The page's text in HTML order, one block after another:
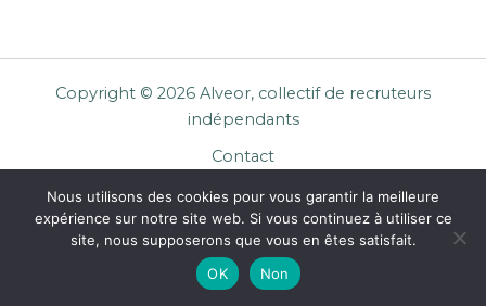
Copyright © 2026 Alveor, collectif de recruteurs
indépendants
Contact
Mentions légales
Confidentialité
CGU Entreprises
Nous utilisons des cookies pour vous garantir la meilleure
expérience sur notre site web. Si vous continuez à utiliser ce
site, nous supposerons que vous en êtes satisfait.
OK
Non